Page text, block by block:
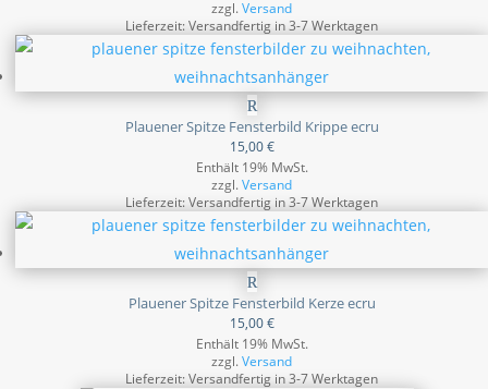
zzgl.Versand
Lieferzeit: Versandfertig in 3-7 Werktagen
Plauener Spitze Fensterbild Krippe ecru
15,00€
Enthält 19% MwSt.
zzgl.Versand
Lieferzeit: Versandfertig in 3-7 Werktagen
Plauener Spitze Fensterbild Kerze ecru
15,00€
Enthält 19% MwSt.
zzgl.Versand
Lieferzeit: Versandfertig in 3-7 Werktagen